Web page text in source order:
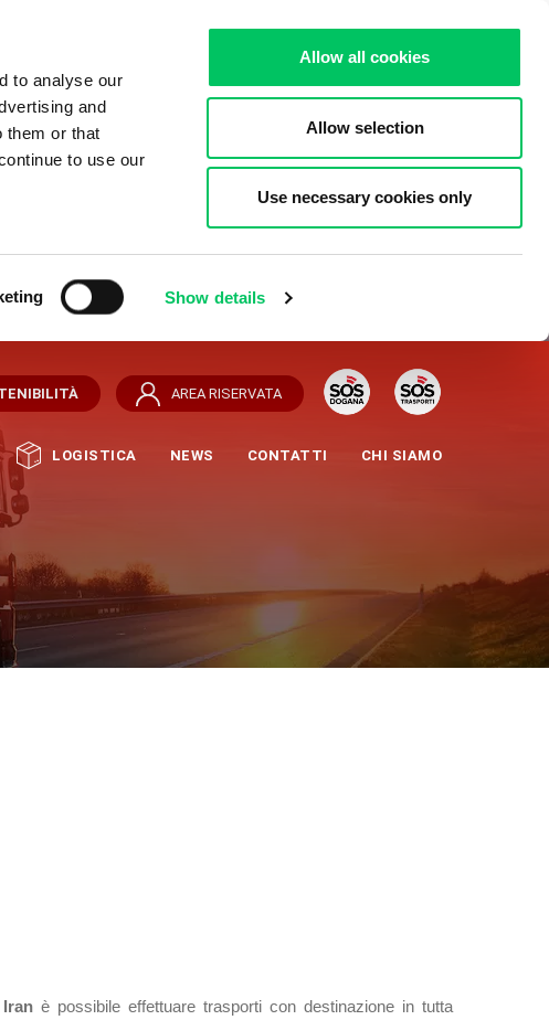
to analyse our
and
them or that
to use our
Show details
Allow all cookies
Allow selection
Use necessary cookies only
AREA RISERVATA
LOGISTICA NEWS CONTATTI CHI SIAMO
è possibile effettuare trasporti con destinazione in tutta